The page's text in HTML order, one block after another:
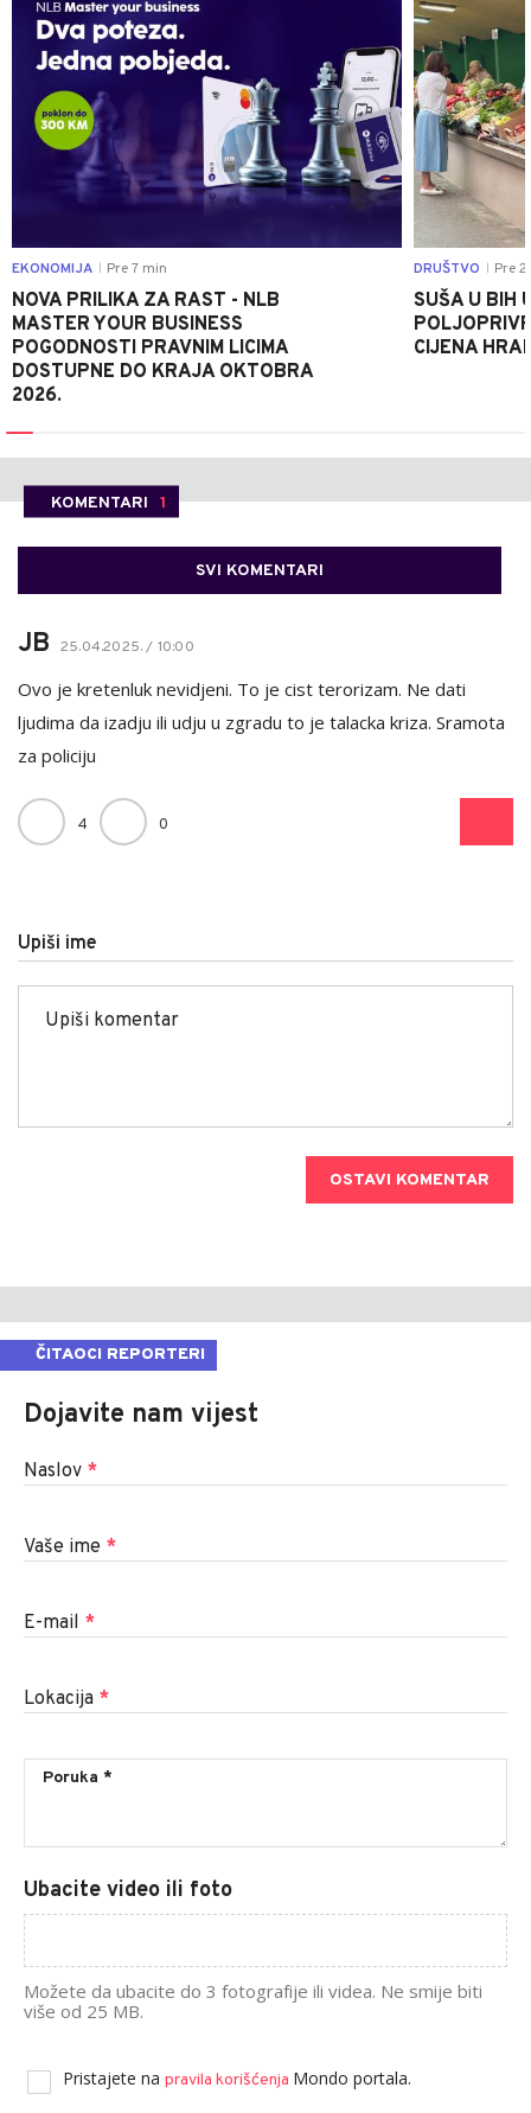
EKONOMIJA Pre 7 min
NOVA PRILIKA ZA RAST - NLB
MASTER YOUR BUSINESS
POGODNOSTI PRAVNIM LICIMA
DOSTUPNE DO KRAJA OKTOBRA
2026.
DRUŠTVO Pre
SUŠA U BIH
CIJENA
KOMENTARI 1
SVI KOMENTARI
JB 25.04.2025. / 10:00
Ovo je kretenluk nevidjeni. To je cist terorizam. Ne dati
ljudima da izadju ili udju u zgradu to je talacka kriza. Sramota
za policiju
4 0
Upiši ime
OSTAVI KOMENTAR
ČITAOCI REPORTERI
Dojavite nam vijest
Naslov *
Vaše ime *
E-mail *
Lokacija *
Ubacite video ili foto
Možete da ubacite do 3 fotografije ili videa. Ne smije biti
više od 25 MB.
Pristajete na pravila korišćenja Mondo portala.